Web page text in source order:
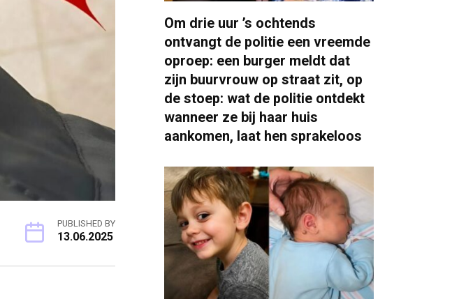
PUBLISHED BY
13.06.2025
Om drie uur ’s ochtends
ontvangt de politie een vreemde
oproep: een burger meldt dat
zijn buurvrouw op straat zit, op
de stoep: wat de politie ontdekt
wanneer ze bij haar huis
aankomen, laat hen sprakeloos